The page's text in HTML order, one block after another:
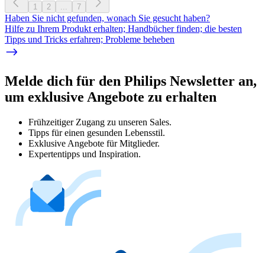
1 2 ... 7
Haben Sie nicht gefunden, wonach Sie gesucht haben?
Hilfe zu Ihrem Produkt erhalten; Handbücher finden; die besten
Tipps und Tricks erfahren; Probleme beheben
Melde dich für den Philips Newsletter an,
um exklusive Angebote zu erhalten
Frühzeitiger Zugang zu unseren Sales.
Tipps für einen gesunden Lebensstil.
Exklusive Angebote für Mitglieder.
Expertentipps und Inspiration.